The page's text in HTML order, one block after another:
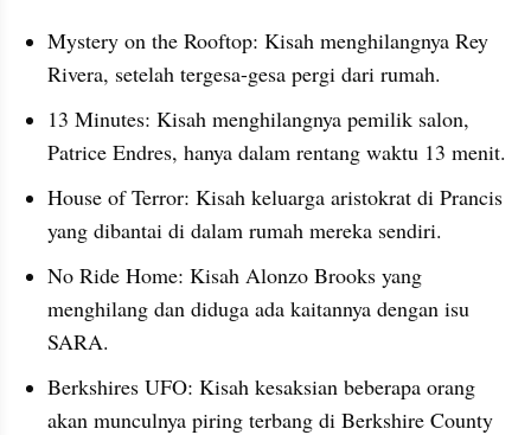
Mystery on the Rooftop: Kisah menghilangnya Rey
Rivera, setelah tergesa-gesa pergi dari rumah.
13 Minutes: Kisah menghilangnya pemilik salon,
Patrice Endres, hanya dalam rentang waktu 13 menit.
House of Terror: Kisah keluarga aristokrat di Prancis
yang dibantai di dalam rumah mereka sendiri.
No Ride Home: Kisah Alonzo Brooks yang
menghilang dan diduga ada kaitannya dengan isu
SARA.
Berkshires UFO: Kisah kesaksian beberapa orang
akan munculnya piring terbang di Berkshire County